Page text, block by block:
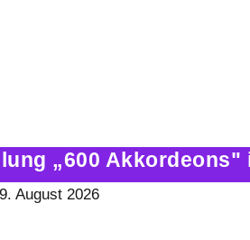
„600 Akkordeons"
August 2026